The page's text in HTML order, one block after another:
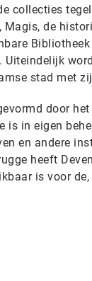
collecties
Magis, de
stad met
door
is in eigen
en andere
heeft
is voor